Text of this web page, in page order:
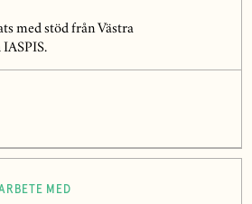
med stöd från Västra
MED